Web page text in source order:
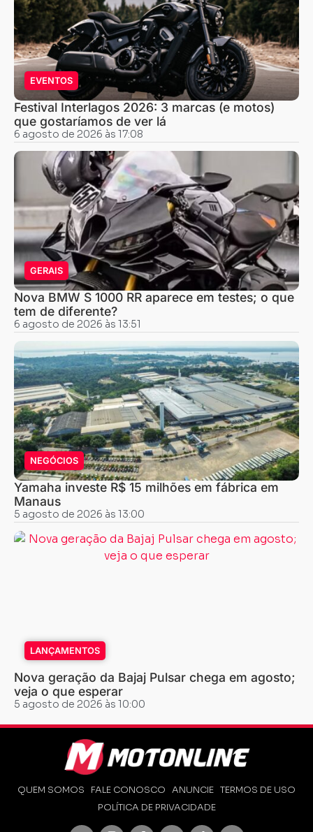
EVENTOS
Festival Interlagos 2026: 3 marcas (e motos)
que gostaríamos de ver lá
6 agosto de 2026 às 17:08
GERAIS
Nova BMW S 1000 RR aparece em testes; o que
tem de diferente?
6 agosto de 2026 às 13:51
NEGÓCIOS
Yamaha investe R$ 15 milhões em fábrica em
Manaus
5 agosto de 2026 às 13:00
LANÇAMENTOS
Nova geração da Bajaj Pulsar chega em agosto;
veja o que esperar
5 agosto de 2026 às 10:00
QUEM SOMOS FALE CONOSCO ANUNCIE TERMOS DE USO
POLÍTICA DE PRIVACIDADE